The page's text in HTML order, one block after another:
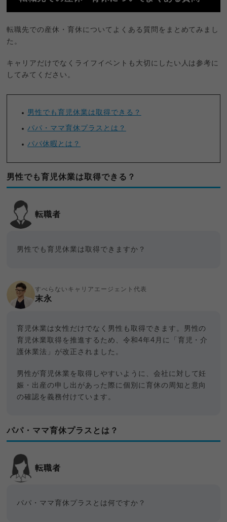
転職先での産休・育休についてよくある質問をまとめてみまし
た。
キャリアだけでなくライフイベントも大切にしたい人は参考に
してみてください。
男性でも育児休業は取得できる？
パパ・ママ育休プラスとは？
パパ休暇とは？
男性でも育児休業は取得できる？
転職者
男性でも育児休業は取得できますか？
すべらないキャリアエージェント代表
末永
育児休業は女性だけでなく男性も取得できます。男性の
育児休業取得を推進するため、令和4年4月に「育児・介
護休業法」が改正されました。
男性が育児休業を取得しやすいように、会社に対して妊
娠・出産の申し出があった際に個別に育休の周知と意向
の確認を義務付けています。
パパ・ママ育休プラスとは？
転職者
パパ・ママ育休プラスとは何ですか？